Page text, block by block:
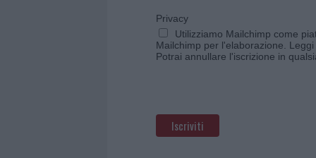
Privacy
Utilizziamo Mailchimp come
Mailchimp per l'elaborazione.
Potrai annullare l'iscrizione in